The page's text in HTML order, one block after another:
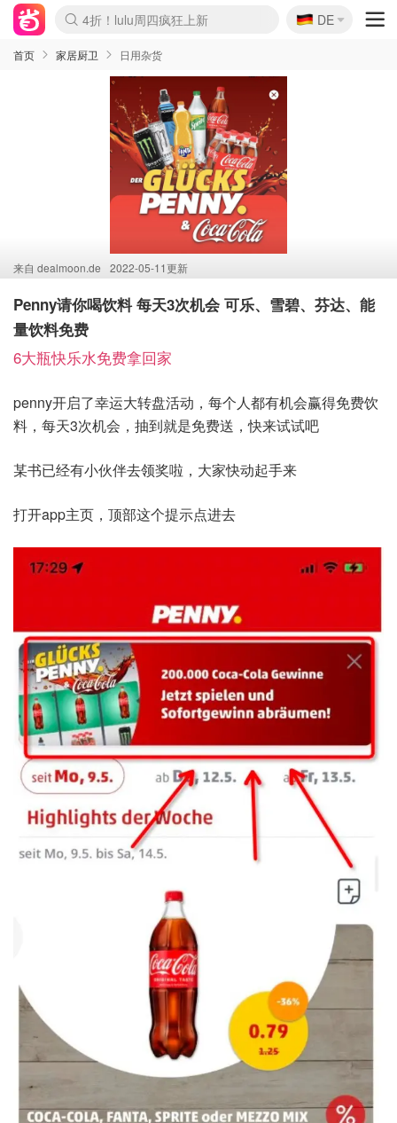
Boticinal 夏促开抢！
4折！lulu周四疯狂上新
还没结束！&OtherStories大促
Joybuy变相75折 随时失效
速领！Stanley独家85折
疑似霸哥！Camper额外叠85折
Zalando 奥莱闪促！每日更新
Moncler反季囤！5折起+叠9折
Coach Brooklyn仅€192
🇩🇪
DE
首页 家居厨卫 日用杂货
来自 dealmoon.de 2022-05-11更新
Penny请你喝饮料 每天3次机会 可乐、雪碧、芬达、能
量饮料免费
6大瓶快乐水免费拿回家
penny开启了幸运大转盘活动，每个人都有机会赢得免费饮
料，每天3次机会，抽到就是免费送，快来试试吧
某书已经有小伙伴去领奖啦，大家快动起手来
打开app主页，顶部这个提示点进去